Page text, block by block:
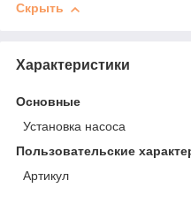
Скрыть
Характеристики
Основные
Установка насоса
Пользовательские
Артикул